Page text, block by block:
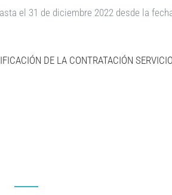
el 31 de diciembre 2022 desde la
DE LA CONTRATACIÓN